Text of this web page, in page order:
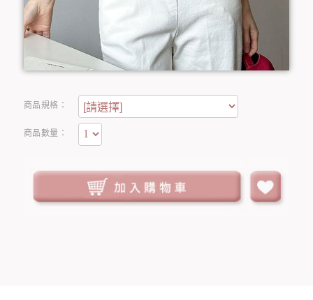
商品規格：
商品數量：